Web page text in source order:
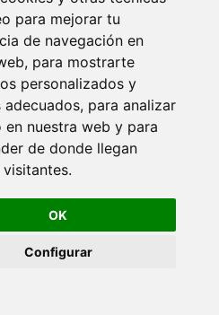
para mejorar tu
de navegación en
para mostrarte
personalizados y
adecuados, para analizar
nuestra web y para
de donde llegan
OK
Configurar